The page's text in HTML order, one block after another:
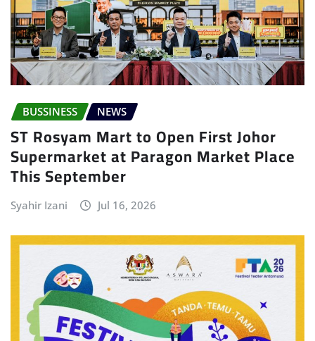
BUSSINESS NEWS
ST Rosyam Mart to Open First Johor
Supermarket at Paragon Market Place
This September
Syahir Izani Jul 16, 2026